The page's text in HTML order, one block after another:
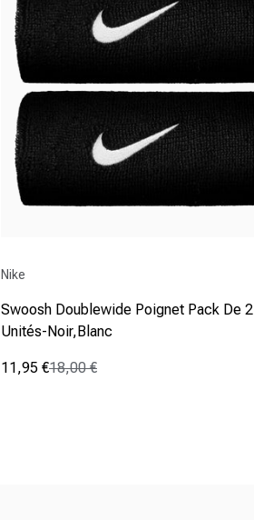
Nike
Swoosh Doublewide Poignet Pack De 2
Unités-Noir,Blanc
Prix promotionnel
11,95 €
Prix normal
18,00 €